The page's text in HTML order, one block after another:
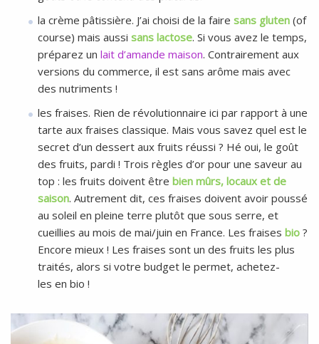
la crème pâtissière. J’ai choisi de la faire sans gluten(of
course) mais aussi sans lactose. Si vous avez le temps,
préparez un lait d’amande maison. Contrairement aux
versions du commerce, il est sans arôme mais avec
des nutriments !
les fraises. Rien de révolutionnaire ici par rapport à une
tarte aux fraises classique. Mais vous savez quel est le
secret d’un dessert aux fruits réussi ? Hé oui, le goût
des fruits, pardi ! Trois règles d’or pour une saveur au
top : les fruits doivent être bien mûrs, locaux et de
saison. Autrement dit, ces fraises doivent avoir poussé
au soleil en pleine terre plutôt que sous serre, et
cueillies au mois de mai/juin en France. Les fraises bio?
Encore mieux ! Les fraises sont un des fruits les plus
traités, alors si votre budget le permet, achetez-
les en bio !